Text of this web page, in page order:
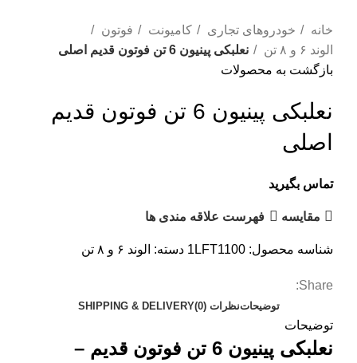
خانه خودروهای تجاری کامیونت
فوتون
الوند ۶ و ۸ تن
نعلبکی پینیون 6 تن فوتون قدیم اصلی
بازگشت به محصولات
نعلبکی پینیون 6 تن فوتون قدیم
اصلی
تماس بگیرید
مقایسه فهرست علاقه مندی ها
شناسه محصول: 1LFT1100 دسته: الوند ۶ و ۸ تن
Share:
توضیحاتنظرات (0) SHIPPING & DELIVERY
توضیحات
نعلبکی پینیون 6 تن فوتون قدیم –